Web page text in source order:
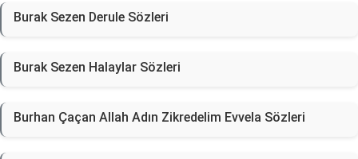
Burak Sezen Derule Sözleri
Burak Sezen Halaylar Sözleri
Burhan Çaçan Allah Adın Zikredelim Evvela Sözleri